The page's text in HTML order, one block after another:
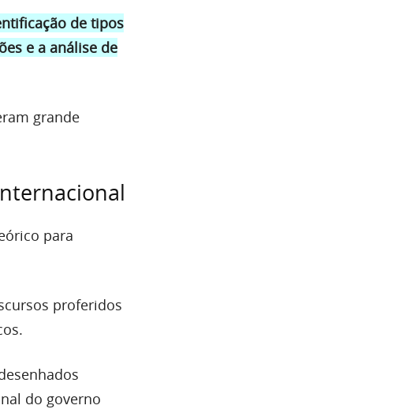
de tipos
e a análise de
grande
para
proferidos
do governo